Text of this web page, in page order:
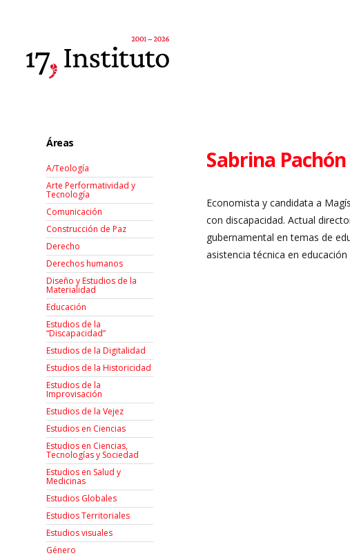
Sabrina
Economista y candidata a
con discapacidad. Actual
gubernamental en temas de
asistencia técnica en
Áreas
A/Teología
Arte Performatividad y
Tecnología
Comunicación
Construcción de Paz
Derecho
Derechos humanos
Diseño y Estudios de la
Materialidad
Educación
Estudios de la
“Discapacidad”
Estudios de la Digitalidad
Estudios de la Historicidad
Estudios de la
Improvisación
Estudios de la Vejez
Estudios en Ciencias
Estudios en Ciencias,
Tecnologías y Sociedad
Estudios en Salud y
Medicinas
Estudios Globales
Estudios Territoriales
Estudios visuales
Género